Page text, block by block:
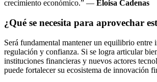
crecimiento económico.” — Eloisa Cadenas
¿Qué se necesita para aprovechar
Será fundamental mantener un equilibrio entre
regulación y confianza. Si se logra articular
instituciones financieras y nuevos actores
puede fortalecer su ecosistema de innovación